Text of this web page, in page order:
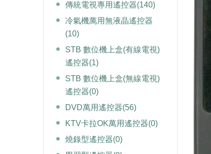
傳統電視專用遙控器(140)
冷氣機萬用無液晶遙控器
(10)
STB 數位機上盒(有線電視)
遙控器(1)
STB 數位機上盒(無線電視)
遙控器(0)
DVD萬用遙控器(56)
KTV卡拉OK萬用遙控器(0)
燒錄型遙控器(0)